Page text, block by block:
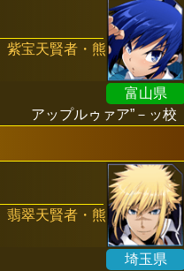
紫宝天賢者・熊
富山県
アップルゥァア”－ッ校
翡翠天賢者・熊
埼玉県